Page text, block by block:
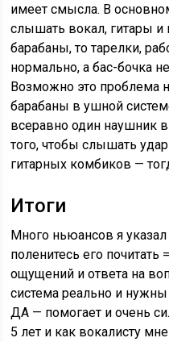
имеет смысла. В
слышать вокал, гитары и
барабаны, то тарелки,
нормально, а бас-бочка
Возможно это проблема
барабаны в ушной
всеравно один наушник
того, чтобы слышать
гитарных комбиков —
Итоги
Много ньюансов я указал
поленитесь его почитать
ощущений и ответа на
система реально и
ДА — помогает и очень
5 лет и как вокалисту